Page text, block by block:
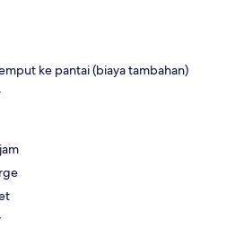
ke pantai (biaya tambahan)